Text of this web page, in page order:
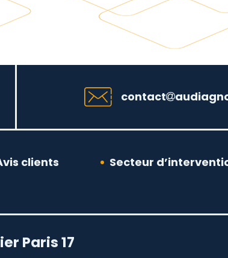
contact
clients Secteur
Paris 17